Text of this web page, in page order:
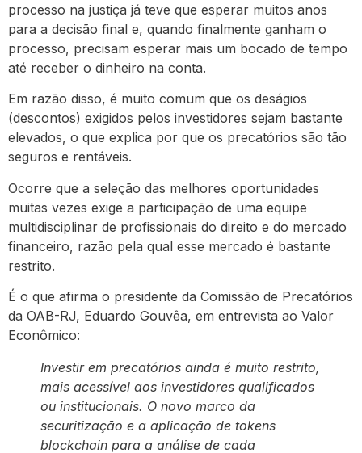
processo na justiça já teve que esperar muitos anos
para a decisão final e, quando finalmente ganham o
processo, precisam esperar mais um bocado de tempo
até receber o dinheiro na conta.
Em razão disso, é muito comum que os deságios
(descontos) exigidos pelos investidores sejam bastante
elevados, o que explica por que os precatórios são tão
seguros e rentáveis.
Ocorre que a seleção das melhores oportunidades
muitas vezes exige a participação de uma equipe
multidisciplinar de profissionais do direito e do mercado
financeiro, razão pela qual esse mercado é bastante
restrito.
É o que afirma o presidente da Comissão de Precatórios
da OAB-RJ, Eduardo Gouvêa, em entrevista ao Valor
Econômico:
Investir em precatórios ainda é muito restrito,
mais acessível aos investidores qualificados
ou institucionais. O novo marco da
securitização e a aplicação de tokens
blockchain para a análise de cada